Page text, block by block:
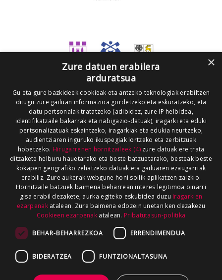
×
Zure datuen erabilera
arduratsua
Gu eta gure bazkideek cookieak eta antzeko teknologiak erabiltzen
ditugu zure gailuan informazioa gordetzeko eta eskuratzeko, eta
datu pertsonalak tratatzeko (adibidez, zure IP helbidea,
identifikatzaile bakarrak eta nabigazio-datuak), iragarki eta eduki
pertsonalizatuak eskaintzeko, iragarkiak eta edukia neurtzeko,
audientziaren inguruko ikuspegiak lortzeko eta zerbitzuak
hobetzeko. Hirugarrenen hornitzaileek (4)zure datuak ere trata
ditzakete helburu hauetarako eta beste batzuetarako, besteak beste
kokapen geografiko zehatzeko datuak eta gailuaren ezaugarriak
erabiliz. Zure aukerak webgune honi soilik aplikatzen zaizkio.
Hornitzaile batzuek baimena beharrean interes legitimoa oinarri
gisa erabil dezakete; aurka egiteko eskubidea duzu Iragarkien
ezarpenakatalean. Zure baimena edozein unetan ken dezakezu
Cookieen ezarpenak atalean. Pribatutasun-politika
BEHAR-BEHARREZKOA ERRENDIMENDUA
BIDERATZEA FUNTZIONALTASUNA